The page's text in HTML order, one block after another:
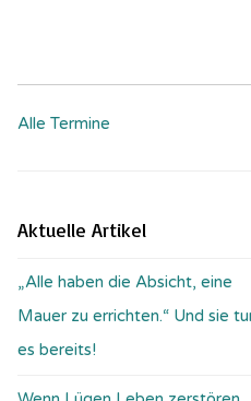
Alle Termine
Aktuelle Artikel
„Alle haben die Absicht, eine
Mauer zu errichten.“ Und sie
es bereits!